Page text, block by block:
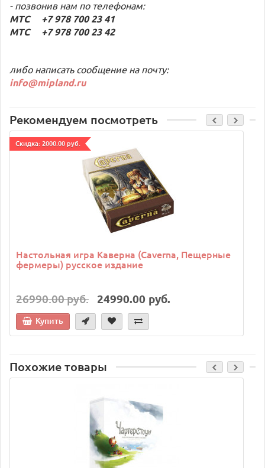
- позвонив нам по телефонам:
МТС +7 978 700 23 41
МТС +7 978 700 23 42
либо написать сообщение на почту:
info@mipland.ru
Рекомендуем посмотреть
Cкидка: 2000.00 руб.
Настольная игра Каверна (Caverna, Пещерные
фермеры) русское издание
26990.00 руб. 24990.00 руб.
Купить
Похожие товары